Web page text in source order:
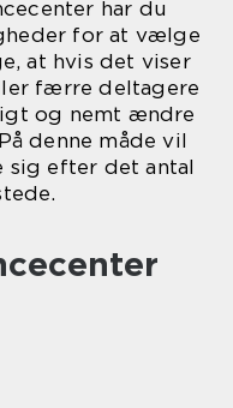
har du
for at vælge
at hvis det viser
færre deltagere
og nemt ændre
denne måde vil
sig efter det antal